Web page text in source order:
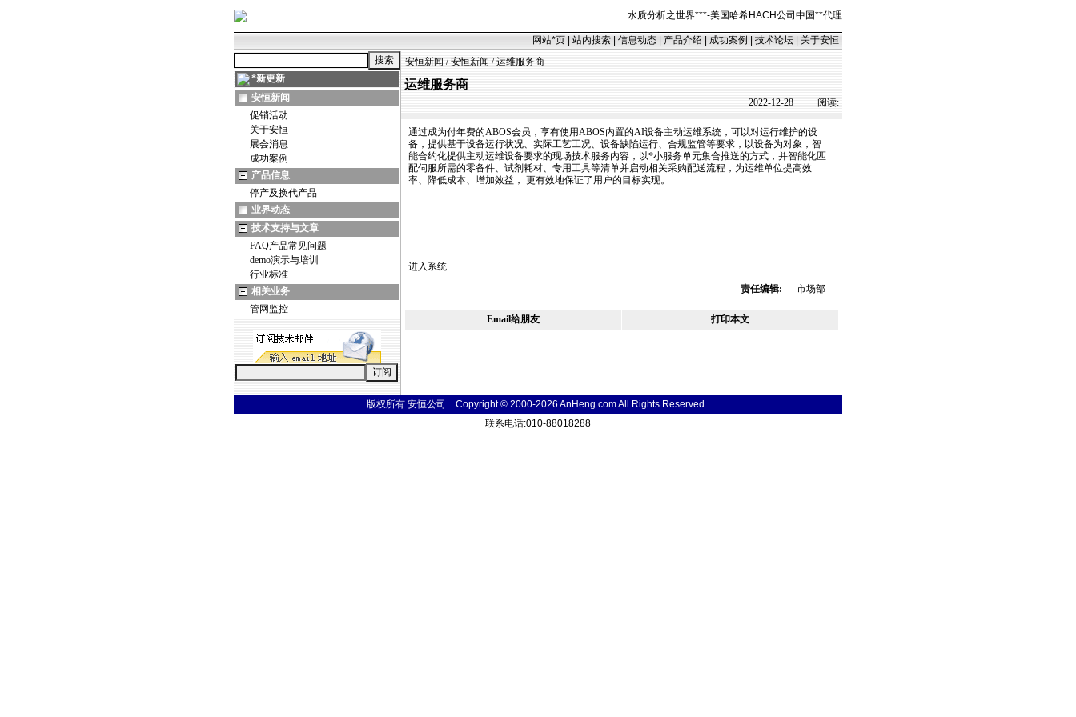
水质分析之世界***-美国哈希HACH公司中国**代理
网站*页 站内搜索 信息动态 产品介绍 成功案例 技术论坛 关于安恒
*新更新
安恒新闻
促销活动
关于安恒
展会消息
成功案例
产品信息
停产及换代产品
业界动态
技术支持与文章
FAQ产品常见问题
demo演示与培训
行业标准
相关业务
管网监控
安恒新闻 /安恒新闻 / 运维服务商
运维服务商
2022-12-28 阅读:
通过成为付年费的ABOS会员，享有使用ABOS内置的AI设备主动运维系统，可以对运行维护的设
备，提供基于设备运行状况、实际工艺工况、设备缺陷运行、合规监管等要求，以设备为对象，智
能合约化提供主动运维设备要求的现场技术服务内容，以*小服务单元集合推送的方式，并智能化匹
配伺服所需的零备件、试剂耗材、专用工具等清单并启动相关采购配送流程，为运维单位提高效
率、降低成本、增加效益， 更有效地保证了用户的目标实现。
进入系统
责任编辑: 市场部
Email给朋友 打印本文
版权所有 安恒公司 Copyright © 2000-2026 AnHeng.com All Rights Reserved
联系电话:010-88018288